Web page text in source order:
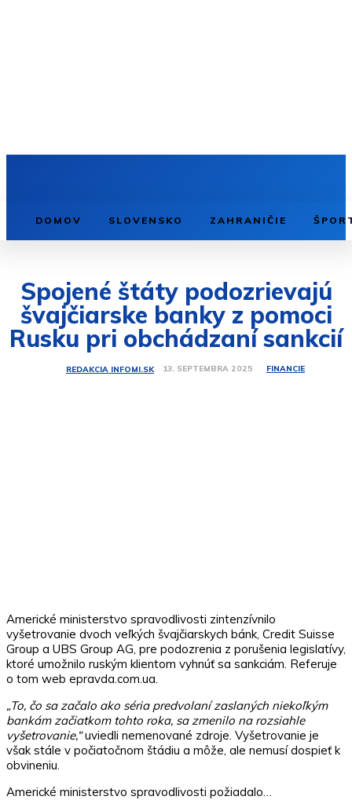
DOMOV SLOVENSKO ZAHRANIČIE
Spojené štáty podozrievajú
švajčiarske banky z pomoci
Rusku pri obchádzaní sankcií
REDAKCIA INFOMI.SK 13. SEPTEMBRA 2025 FINANCIE
Americké ministerstvo spravodlivosti zintenzívnilo
vyšetrovanie dvoch veľkých švajčiarskych bánk, Credit Suisse
Group a UBS Group AG, pre podozrenia z porušenia legislatívy,
ktoré umožnilo ruským klientom vyhnúť sa sankciám. Referuje
o tom web epravda.com.ua.
„To, čo sa začalo ako séria predvolaní zaslaných niekoľkým
bankám začiatkom tohto roka, sa zmenilo na rozsiahle
vyšetrovanie,“uviedli nemenované zdroje. Vyšetrovanie je
však stále v počiatočnom štádiu a môže, ale nemusí dospieť k
obvineniu.
Americké ministerstvo spravodlivosti požiadalo…